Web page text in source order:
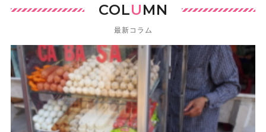
COLUMN
最新コラム